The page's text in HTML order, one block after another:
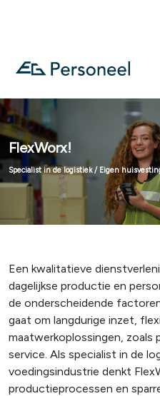
FlexWorx!
Specialist in de logistiek / Eigen
Een kwalitatieve
dagelijkse productie en
de onderscheidende
gaat om langdurige inzet,
maatwerkoplossingen, zoals
service. Als specialist in de
voedingsindustrie denkt
productieprocessen en